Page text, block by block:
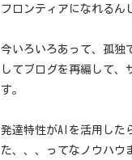
フロンティアになれるん
今いろいろあって、孤独
してブログを再編して、
す。
発達特性がAIを活用した
た、、、ってなノウハウ